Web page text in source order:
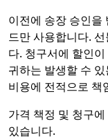
이전에 송장 승인을
드만 사용합니다.
다. 청구서에 할인
귀하는 발생할 수
비용에 전적으로 책
가격 책정 및 청구
있습니다.